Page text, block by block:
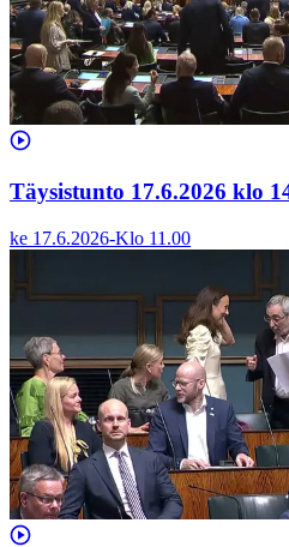
Täysistunto 17.6.2026 klo
ke 17.6.2026-Klo 11.00